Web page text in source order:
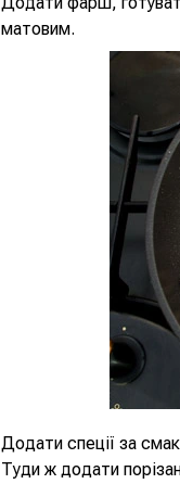
матовим.
Додати спеції за
Туди ж додати